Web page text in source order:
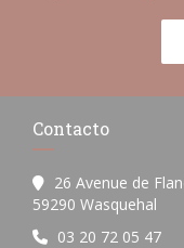
Contacto
26 Avenue de
59290 Wasquehal
03 20 72 05 47